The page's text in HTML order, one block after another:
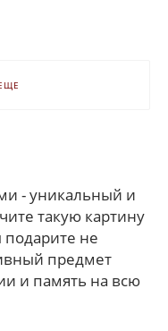
- уникальный и
такую картину
не
предмет
и память на всю